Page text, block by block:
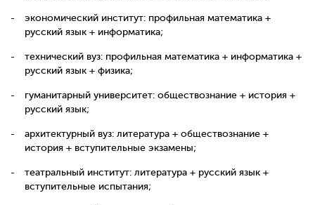
экономический институт: профильная математика +
русский язык + информатика;
технический вуз: профильная математика + информатика +
русский язык + физика;
гуманитарный университет: обществознание + история +
русский язык;
архитектурный вуз: литература + обществознание +
история + вступительные экзамены;
театральный институт: литература + русский язык +
вступительные испытания;